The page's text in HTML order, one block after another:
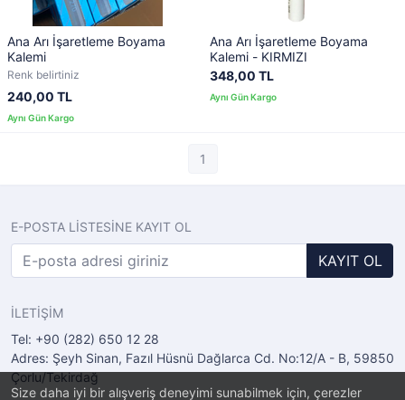
Size daha iyi bir alışveriş deneyimi sunabilmek için, çerezler
Ana Arı İşaretleme Boyama
Kalemi
Renk belirtiniz
240,00 TL
Ana Arı İşaretleme Boyama
Kalemi - KIRMIZI
348,00 TL
1
E-POSTA LİSTESİNE KAYIT OL
KAYIT OL
İLETİŞİM
Tel: +90 (282) 650 12 28
Adres: Şeyh Sinan, Fazıl Hüsnü Dağlarca Cd. No:12/A - B, 59850
Çorlu/Tekirdağ